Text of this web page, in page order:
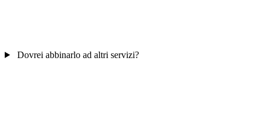
Dovrei abbinarlo ad altri servizi?